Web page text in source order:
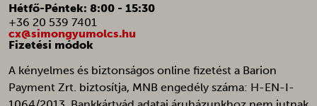
Hétfő-Péntek: 8:00 - 15:30
+36 20 539 7401
cx@simongyumolcs.hu
Fizetési módok
A kényelmes és biztonságos online fizetést a Barion
Payment Zrt. biztosítja, MNB engedély száma: H-EN-I-